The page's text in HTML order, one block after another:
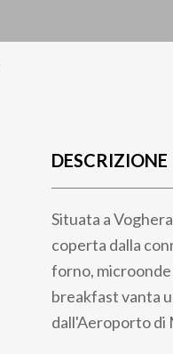
DESCRIZIONE
Situata a
coperta dalla
forno, microonde
breakfast vanta
dall'Aeroporto di